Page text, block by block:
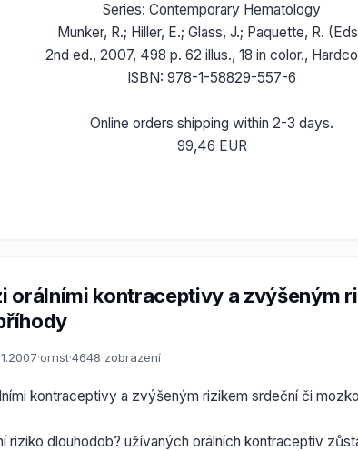
Series: Contemporary Hematology
Munker, R.; Hiller, E.; Glass, J.; Paquette, R.
2nd ed., 2007, 498 p. 62 illus., 18 in color.,
ISBN: 978-1-58829-557-6
Online orders shipping within 2-3 days.
99,46 EUR
orálními kontraceptivy a zvýšeným
·ornst·4648 zobrazení
kontraceptivy a zvýšeným rizikem srdeční či
riziko dlouhodob? užívaných orálních kontraceptiv